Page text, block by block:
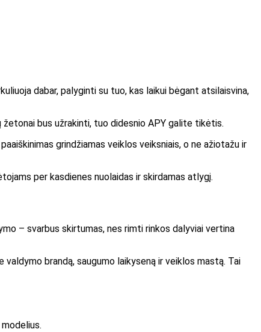
dabar, palyginti su tuo, kas laikui bėgant atsilaisvina,
bus užrakinti, tuo didesnio APY galite tikėtis.
grindžiamas veiklos veiksniais, o ne ažiotažu ir
per kasdienes nuolaidas ir skirdamas atlygį.
– svarbus skirtumas, nes rimti rinkos dalyviai vertina
brandą, saugumo laikyseną ir veiklos mastą. Tai